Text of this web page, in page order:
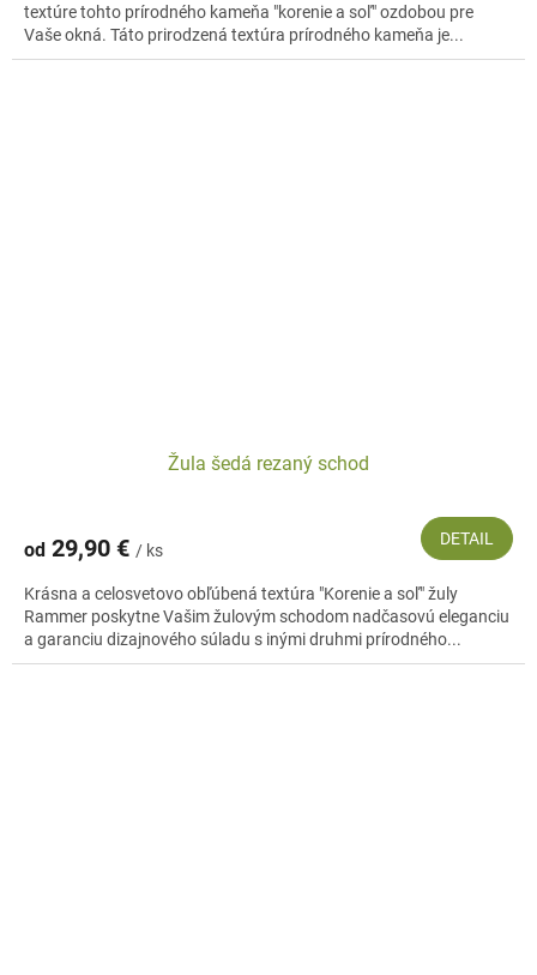
textúre tohto prírodného kameňa "korenie a soľ" ozdobou pre
Vaše okná. Táto prirodzená textúra prírodného kameňa je...
Žula šedá rezaný schod
od 29,90 € / ks
DETAIL
Krásna a celosvetovo obľúbená textúra "Korenie a soľ" žuly
Rammer poskytne Vašim žulovým schodom nadčasovú eleganciu
a garanciu dizajnového súladu s inými druhmi prírodného...